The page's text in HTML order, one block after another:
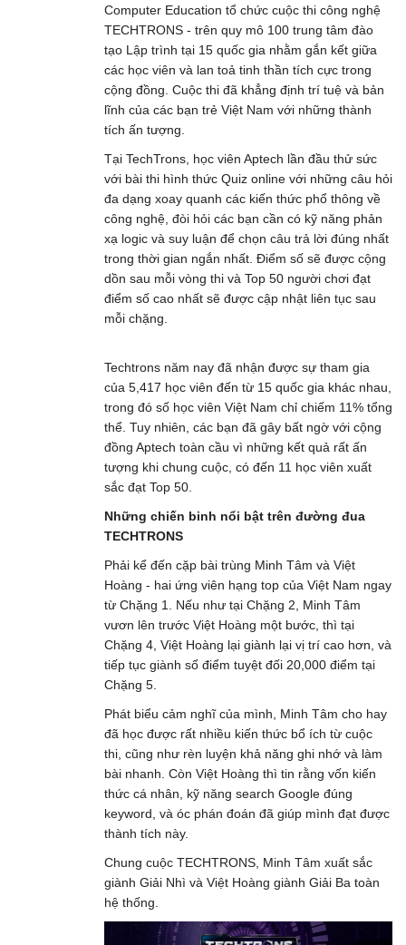
Computer Education tổ chức cuộc thi công nghệ
TECHTRONS - trên quy mô 100 trung tâm đào
tạo Lập trình tại 15 quốc gia nhằm gắn kết giữa
các học viên và lan toả tinh thần tích cực trong
cộng đồng. Cuộc thi đã khẳng định trí tuệ và bản
lĩnh của các bạn trẻ Việt Nam với những thành
tích ấn tượng.
Tại TechTrons, học viên Aptech lần đầu thử sức
với bài thi hình thức Quiz online với những câu hỏi
đa dạng xoay quanh các kiến thức phổ thông về
công nghệ, đòi hỏi các bạn cần có kỹ năng phản
xạ logic và suy luận để chọn câu trả lời đúng nhất
trong thời gian ngắn nhất. Điểm số sẽ được cộng
dồn sau mỗi vòng thi và Top 50 người chơi đạt
điểm số cao nhất sẽ được cập nhật liên tục sau
mỗi chặng.
Techtrons năm nay đã nhận được sự tham gia
của 5,417 học viên đến từ 15 quốc gia khác nhau,
trong đó số học viên Việt Nam chỉ chiếm 11% tổng
thể. Tuy nhiên, các bạn đã gây bất ngờ với cộng
đồng Aptech toàn cầu vì những kết quả rất ấn
tượng khi chung cuộc, có đến 11 học viên xuất
sắc đạt Top 50.
Những chiến binh nổi bật trên đường đua
TECHTRONS
Phải kể đến cặp bài trùng Minh Tâm và Việt
Hoàng - hai ứng viên hạng top của Việt Nam ngay
từ Chặng 1. Nếu như tại Chặng 2, Minh Tâm
vươn lên trước Việt Hoàng một bước, thì tại
Chặng 4, Việt Hoàng lại giành lại vị trí cao hơn, và
tiếp tục giành số điểm tuyệt đối 20,000 điểm tại
Chặng 5.
Phát biểu cảm nghĩ của mình, Minh Tâm cho hay
đã học được rất nhiều kiến thức bổ ích từ cuộc
thi, cũng như rèn luyện khả năng ghi nhớ và làm
bài nhanh. Còn Việt Hoàng thì tin rằng vốn kiến
thức cá nhân, kỹ năng search Google đúng
keyword, và óc phán đoán đã giúp mình đạt được
thành tích này.
Chung cuộc TECHTRONS, Minh Tâm xuất sắc
giành Giải Nhì và Việt Hoàng giành Giải Ba toàn
hệ thống.